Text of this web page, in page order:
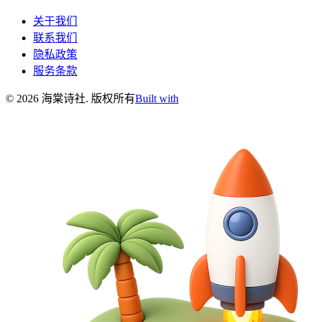
关于我们
联系我们
隐私政策
服务条款
© 2026 海棠诗社. 版权所有Built with